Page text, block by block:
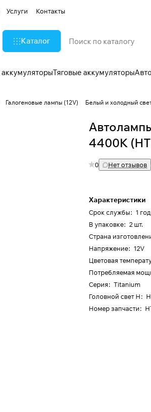
Услуги Контакты
Каталог
Тяговые аккумуляторы
Галогеновые лампы (12V) Белый и холодный
4400K
0 Нет отзывов
Характеристики
Срок службы: 1 год
В упаковке: 2 шт.
Страна
Напряжение: 12V
Цветовая
Потребляемая
Серия: Titanium
Головной свет H:
Номер запчасти: